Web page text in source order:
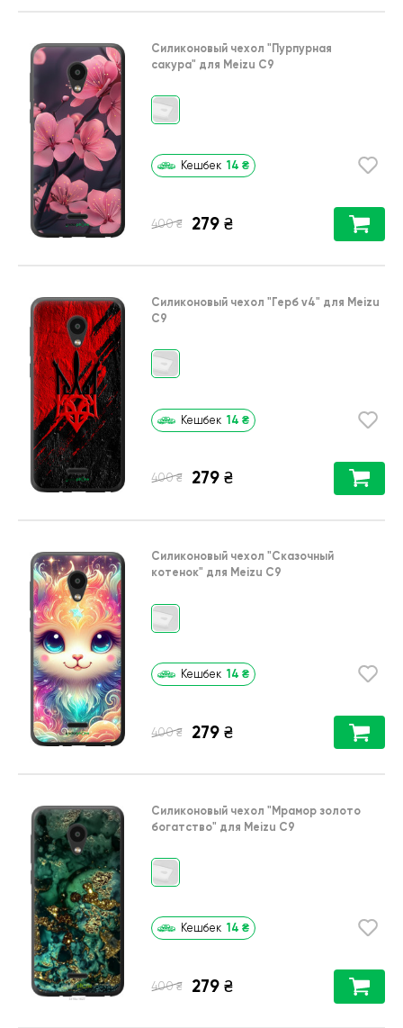
Силиконовый чехол "Пурпурная
сакура" для Meizu C9
Кешбек 14 ₴
400 ₴ 279 ₴
Силиконовый чехол "Герб v4" для Meizu
C9
Кешбек 14 ₴
400 ₴ 279 ₴
Силиконовый чехол "Сказочный
котенок" для Meizu C9
Кешбек 14 ₴
400 ₴ 279 ₴
Силиконовый чехол "Мрамор золото
богатство" для Meizu C9
Кешбек 14 ₴
400 ₴ 279 ₴